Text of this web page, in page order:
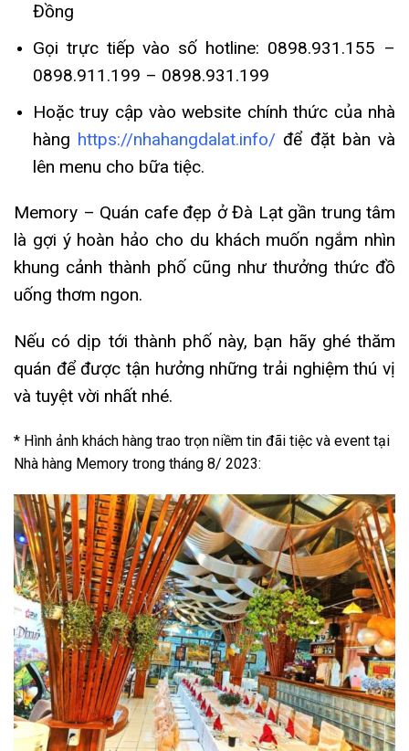
Đồng
Gọi trực tiếp vào số hotline: 0898.931.155 –
0898.911.199 – 0898.931.199
Hoặc truy cập vào website chính thức của nhà
hàng https://nhahangdalat.info/ để đặt bàn và
lên menu cho bữa tiệc.
Memory – Quán cafe đẹp ở Đà Lạt gần trung tâm
là gợi ý hoàn hảo cho du khách muốn ngắm nhìn
khung cảnh thành phố cũng như thưởng thức đồ
uống thơm ngon.
Nếu có dịp tới thành phố này, bạn hãy ghé thăm
quán để được tận hưởng những trải nghiệm thú vị
và tuyệt vời nhất nhé.
* Hình ảnh khách hàng trao trọn niềm tin đãi tiệc và event tại
Nhà hàng Memory trong tháng 8/ 2023: